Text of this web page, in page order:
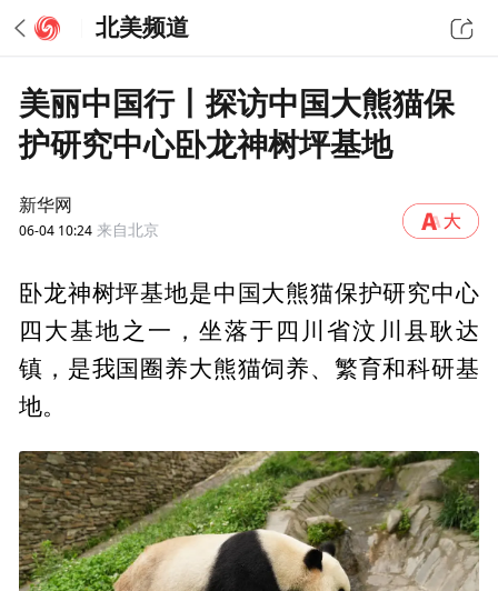
北美频道
美丽中国行丨探访中国大熊猫保
护研究中心卧龙神树坪基地
新华网
06-04 10:24 来自北京
卧龙神树坪基地是中国大熊猫保护研究中心
四大基地之一，坐落于四川省汶川县耿达
镇，是我国圈养大熊猫饲养、繁育和科研基
地。